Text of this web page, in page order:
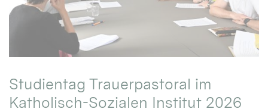
Studientag Trauerpastoral im
Katholisch-Sozialen Institut 2026